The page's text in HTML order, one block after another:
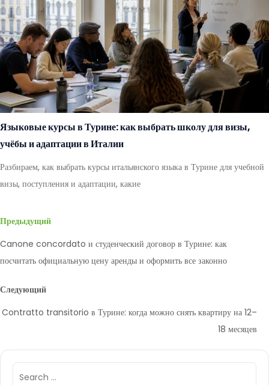
Языковые курсы в Турине: как выбрать школу для визы,
учёбы и адаптации в Италии
Разбираем, как выбрать курсы итальянского языка в Турине для учебной
визы, поступления и адаптации, какие
Предыдущий
Canone concordato и студенческий договор в Турине: как
посчитать официальную цену аренды и оформить все законно
Следующий
Contratto transitorio в Турине: когда можно снять квартиру на 12–
18 месяцев